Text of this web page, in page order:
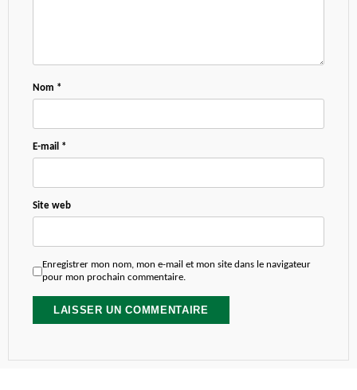
Nom *
E-mail *
Site web
Enregistrer mon nom, mon e-mail et mon site dans le navigateur
pour mon prochain commentaire.